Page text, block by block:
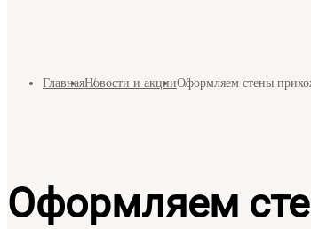
ГлавнаяНовости и акцииОформляем стены
Оформляем